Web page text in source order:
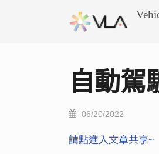
自動駕
06/20/2022
請點進入文章共享~